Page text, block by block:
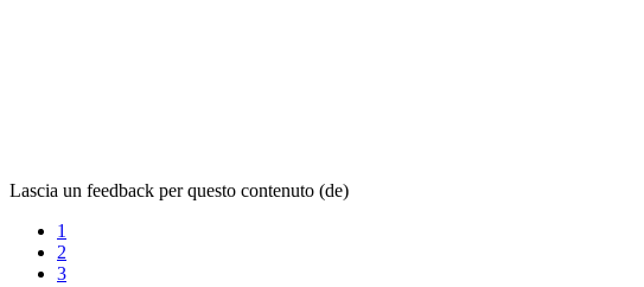
Lascia un feedback per questo contenuto (de)
1
2
3